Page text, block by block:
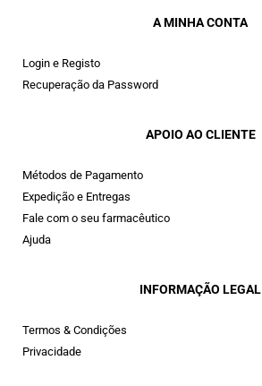
A MINHA CONTA
Login e Registo
Recuperação da Password
APOIO AO CLIENTE
Métodos de Pagamento
Expedição e Entregas
Fale com o seu farmacêutico
Ajuda
INFORMAÇÃO LEGAL
Termos & Condições
Privacidade